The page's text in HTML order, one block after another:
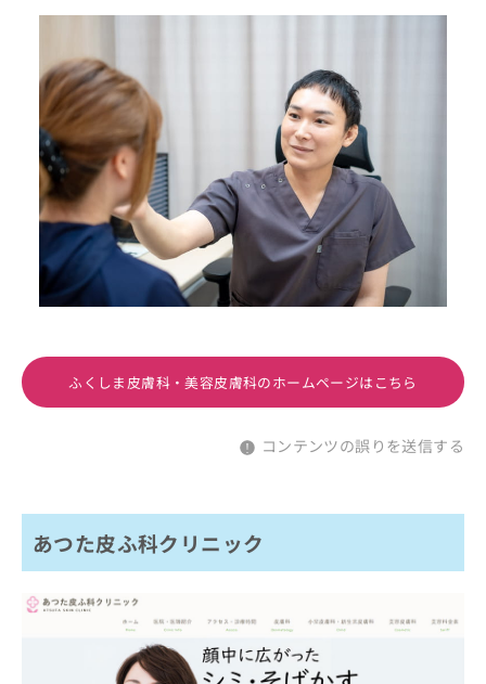
ふくしま皮膚科・美容皮膚科のホームページはこちら
コンテンツの誤りを送信する
あつた皮ふ科クリニック